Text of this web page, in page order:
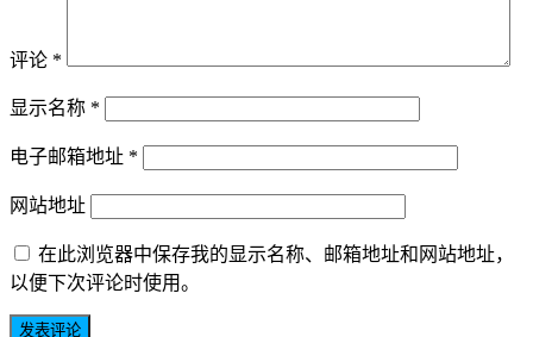
评论 *
显示名称 *
电子邮箱地址 *
网站地址
在此浏览器中保存我的显示名称、邮箱地址和网站地址，
以便下次评论时使用。